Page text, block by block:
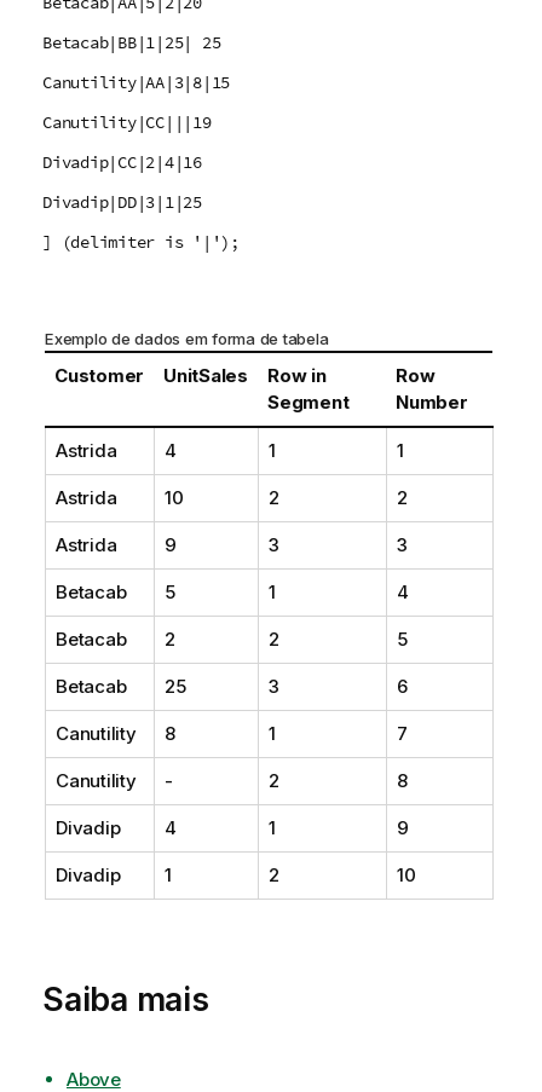
Betacab|BB|1|25| 25
Canutility|AA|3|8|15
Canutility|CC|||19
Divadip|CC|2|4|16
Divadip|DD|3|1|25
] (delimiter is '|');
Exemplo de dados em forma de tabela
Customer UnitSales
Row in
Segment
Row
Number
Astrida 4 1 1
Astrida 10 2 2
Astrida 9 3 3
Betacab 5 1 4
Betacab 2 2 5
Betacab 25 3 6
Canutility 8 1 7
Canutility - 2 8
Divadip 4 1 9
Divadip 1 2 10
Saiba mais
Above